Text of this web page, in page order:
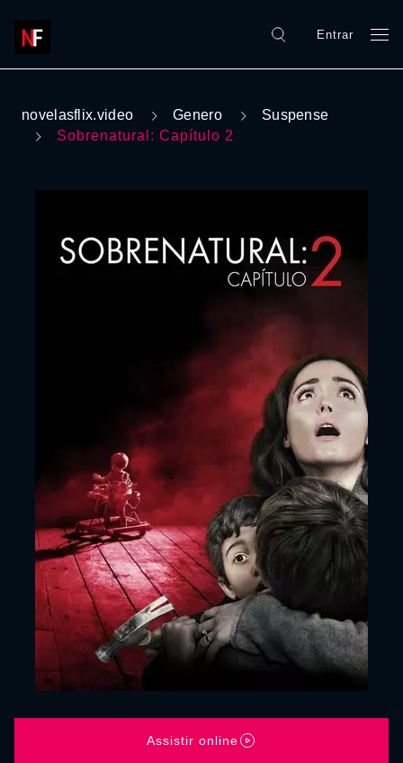
Entrar
novelasflix.video Genero
Suspense
Sobrenatural: Capítulo 2
Assistir online